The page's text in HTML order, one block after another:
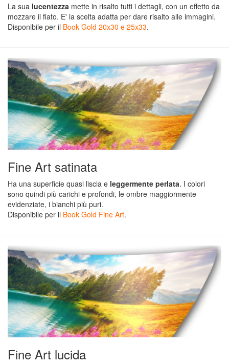
Foto
adesive
Ritorna
a
Foto
Promo
stampe
500
foto
gratis
Offerte
Buoni
regalo
Ritorna
al
La sua lucentezza mette in risalto tutti i dettagli, con un effetto da
mozzare il fiato. E' la scelta adatta per dare risalto alle immagini.
Disponibile per il Book Gold 20x30 e 25x33.
Fine Art satinata
Ha una superficie quasi liscia e leggermente perlata. I colori
sono quindi più carichi e profondi, le ombre maggiormente
evidenziate, i bianchi più puri.
Disponibile per il Book Gold Fine Art.
Fine Art lucida